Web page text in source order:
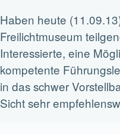
Haben heute
Freilichtmuseum
Interessierte, eine
kompetente
in das schwer
Sicht sehr